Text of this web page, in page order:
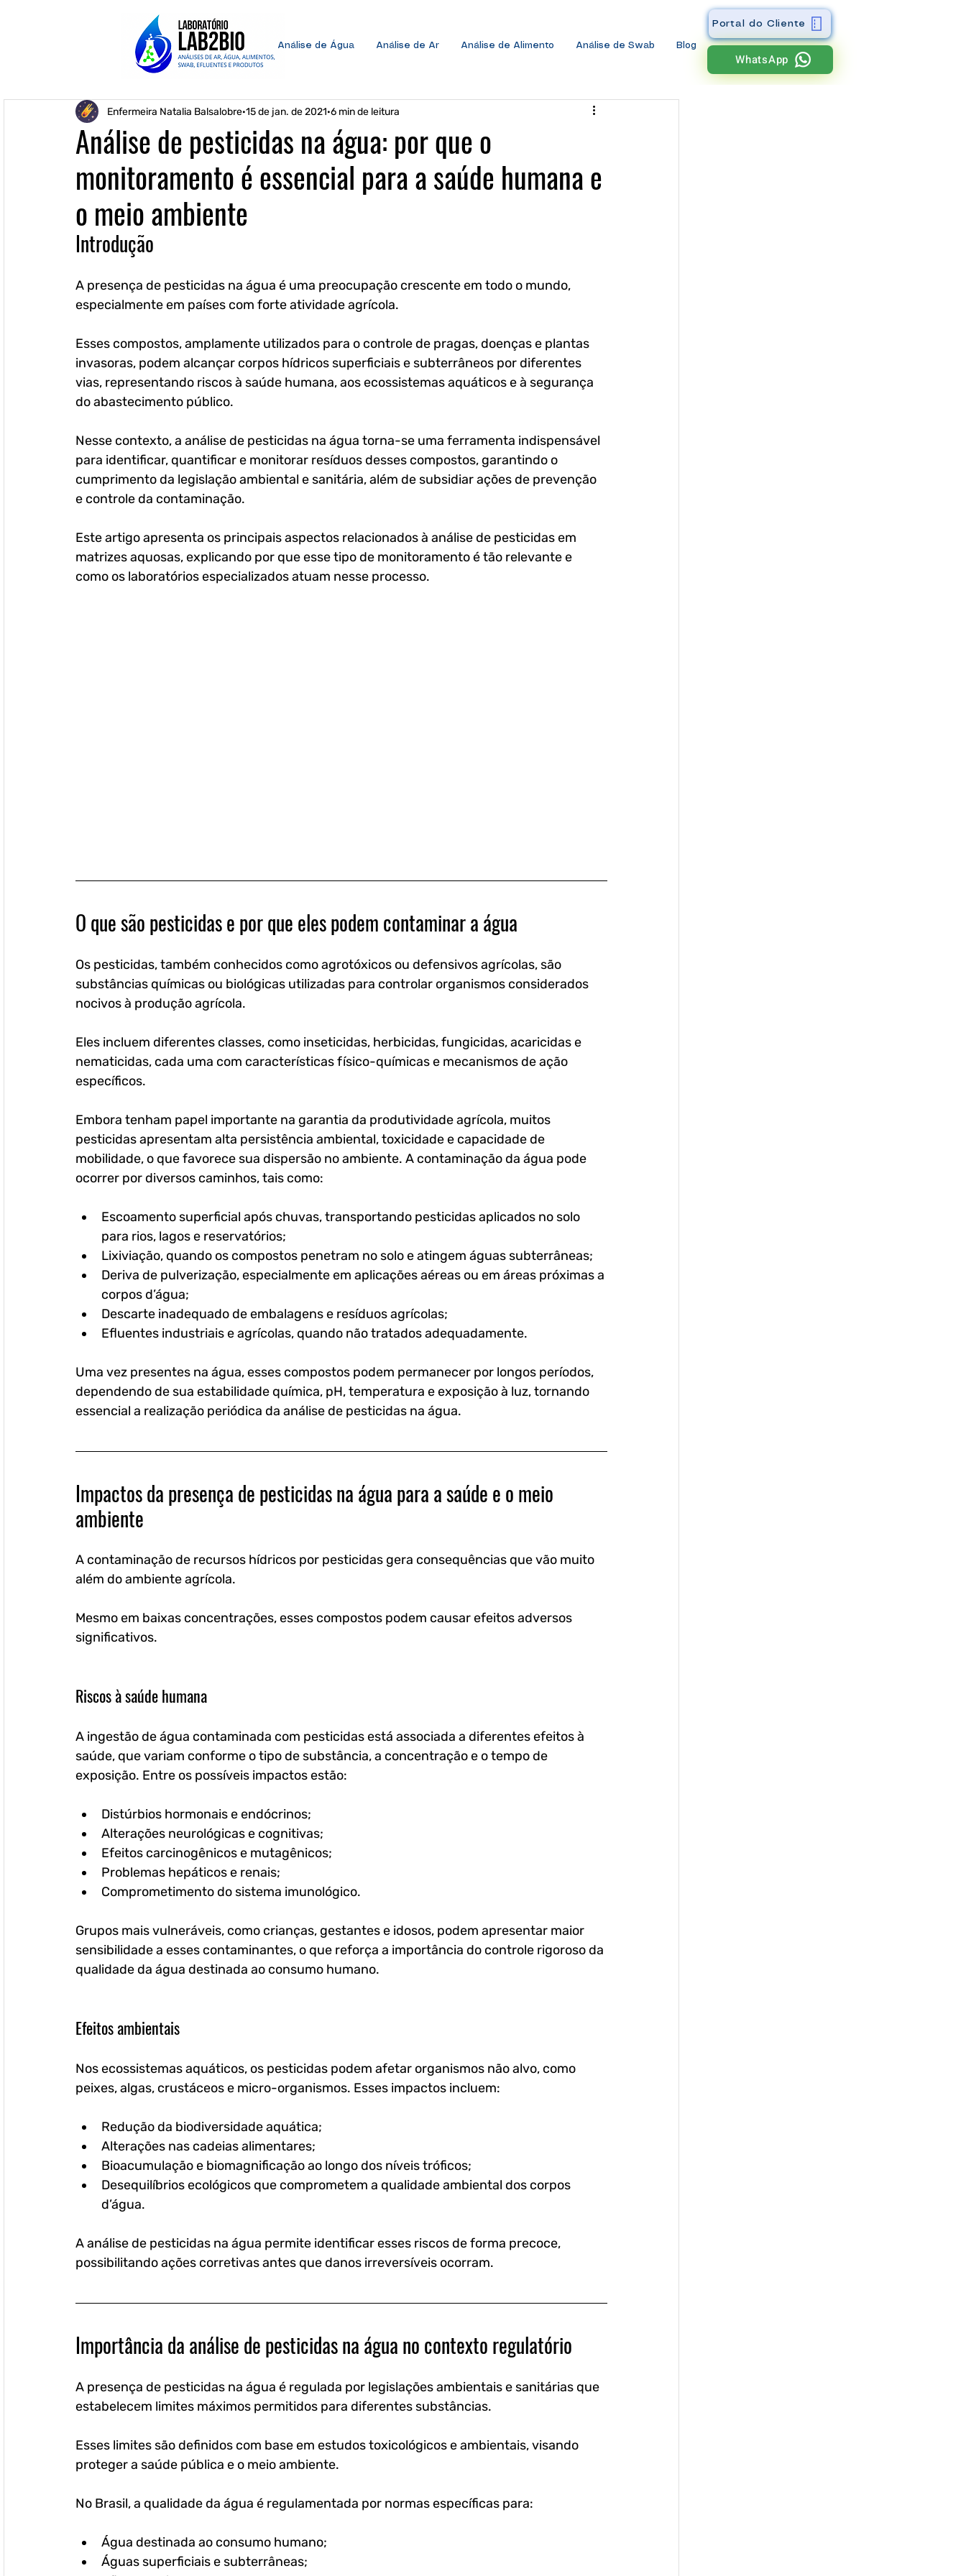
Análise de Água Análise de Ar Análise de Alimento Análise de Swab Blog
Portal do Cliente
WhatsApp
Análise de pesticidas na água: por que o
monitoramento é essencial para a saúde humana e
o meio ambiente
Enfermeira Natalia Balsalobre 15 de jan. de 2021 6 min de leitura
Introdução
A presença de pesticidas na água é uma preocupação crescente em todo o mundo,
especialmente em países com forte atividade agrícola.
Esses compostos, amplamente utilizados para o controle de pragas, doenças e plantas
invasoras, podem alcançar corpos hídricos superficiais e subterrâneos por diferentes
vias, representando riscos à saúde humana, aos ecossistemas aquáticos e à segurança
do abastecimento público.
Nesse contexto, a análise de pesticidas na água torna-se uma ferramenta indispensável
para identificar, quantificar e monitorar resíduos desses compostos, garantindo o
cumprimento da legislação ambiental e sanitária, além de subsidiar ações de prevenção
e controle da contaminação.
Este artigo apresenta os principais aspectos relacionados à análise de pesticidas em
matrizes aquosas, explicando por que esse tipo de monitoramento é tão relevante e
como os laboratórios especializados atuam nesse processo.
O que são pesticidas e por que eles podem contaminar a água
Os pesticidas, também conhecidos como agrotóxicos ou defensivos agrícolas, são
substâncias químicas ou biológicas utilizadas para controlar organismos considerados
nocivos à produção agrícola.
Eles incluem diferentes classes, como inseticidas, herbicidas, fungicidas, acaricidas e
nematicidas, cada uma com características físico-químicas e mecanismos de ação
específicos.
Embora tenham papel importante na garantia da produtividade agrícola, muitos
pesticidas apresentam alta persistência ambiental, toxicidade e capacidade de
mobilidade, o que favorece sua dispersão no ambiente. A contaminação da água pode
ocorrer por diversos caminhos, tais como:
Escoamento superficial após chuvas, transportando pesticidas aplicados no solo
para rios, lagos e reservatórios;
Lixiviação, quando os compostos penetram no solo e atingem águas subterrâneas;
Deriva de pulverização, especialmente em aplicações aéreas ou em áreas próximas a
corpos d’água;
Descarte inadequado de embalagens e resíduos agrícolas;
Efluentes industriais e agrícolas, quando não tratados adequadamente.
Uma vez presentes na água, esses compostos podem permanecer por longos períodos,
dependendo de sua estabilidade química, pH, temperatura e exposição à luz, tornando
essencial a realização periódica da análise de pesticidas na água.
Impactos da presença de pesticidas na água para a saúde e o meio
ambiente
A contaminação de recursos hídricos por pesticidas gera consequências que vão muito
além do ambiente agrícola.
Mesmo em baixas concentrações, esses compostos podem causar efeitos adversos
significativos.
Riscos à saúde humana
A ingestão de água contaminada com pesticidas está associada a diferentes efeitos à
saúde, que variam conforme o tipo de substância, a concentração e o tempo de
exposição. Entre os possíveis impactos estão:
Distúrbios hormonais e endócrinos;
Alterações neurológicas e cognitivas;
Efeitos carcinogênicos e mutagênicos;
Problemas hepáticos e renais;
Comprometimento do sistema imunológico.
Grupos mais vulneráveis, como crianças, gestantes e idosos, podem apresentar maior
sensibilidade a esses contaminantes, o que reforça a importância do controle rigoroso da
qualidade da água destinada ao consumo humano.
Efeitos ambientais
Nos ecossistemas aquáticos, os pesticidas podem afetar organismos não alvo, como
peixes, algas, crustáceos e micro-organismos. Esses impactos incluem:
Redução da biodiversidade aquática;
Alterações nas cadeias alimentares;
Bioacumulação e biomagnificação ao longo dos níveis tróficos;
Desequilíbrios ecológicos que comprometem a qualidade ambiental dos corpos
d’água.
A análise de pesticidas na água permite identificar esses riscos de forma precoce,
possibilitando ações corretivas antes que danos irreversíveis ocorram.
Importância da análise de pesticidas na água no contexto regulatório
A presença de pesticidas na água é regulada por legislações ambientais e sanitárias que
estabelecem limites máximos permitidos para diferentes substâncias.
Esses limites são definidos com base em estudos toxicológicos e ambientais, visando
proteger a saúde pública e o meio ambiente.
No Brasil, a qualidade da água é regulamentada por normas específicas para:
Água destinada ao consumo humano;
Águas superficiais e subterrâneas;